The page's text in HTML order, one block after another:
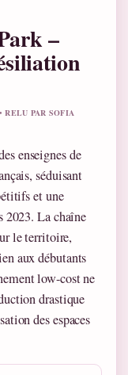
–
RELU PAR SOFIA
enseignes de
séduisant
et une
La chaîne
le territoire,
aux débutants
low-cost ne
drastique
des espaces